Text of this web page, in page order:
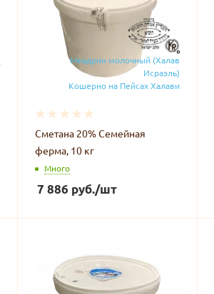
Меадрин молочный (Халав
Исраэль)
Кошерно на Пейсах Халави
Сметана 20% Семейная
ферма, 10 кг
Много
7 886 руб./шт